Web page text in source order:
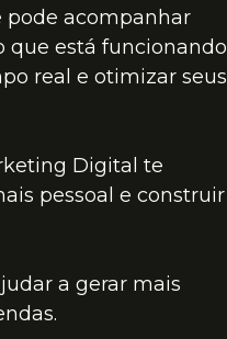
pode acompanhar
que está funcionando
real e otimizar seus
Digital te
pessoal e construir
a gerar mais